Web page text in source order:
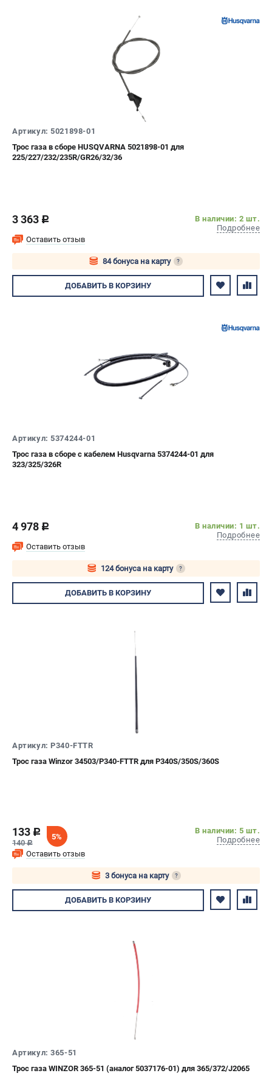
офертой.
8 (812) 318-40-26
8 (800) 550-70-46
Режим работы колл-центра:
пн-пт - с 9:00 до 18:00
сб - с 10:00 до 16:00
вс - выходной
ЗАКАЗ ЗАПЧАСТЕЙ
+7 (8112) 59-10-67
Артикул: 5021898-01
Трос газа в сборе HUSQVARNA 5021898-01 для
225/227/232/235R/GR26/32/36
3 363 c
В наличии: 2 шт.
Подробнее
Оставить отзыв
84 бонуса на карту ?
Авторизуйтесь
ДОБАВИТЬ В КОРЗИНУ
Артикул: 5374244-01
Трос газа в сборе с кабелем Husqvarna 5374244-01 для
323/325/326R
4 978 c
В наличии: 1 шт.
Подробнее
Оставить отзыв
124 бонуса на карту ?
Авторизуйтесь
ДОБАВИТЬ В КОРЗИНУ
Артикул: P340-FTTR
Трос газа Winzor 34503/P340-FTTR для P340S/350S/360S
133 c
140c
5%
В наличии: 5 шт.
Подробнее
Оставить отзыв
3 бонуса на карту ?
Авторизуйтесь
ДОБАВИТЬ В КОРЗИНУ
Артикул: 365-51
Трос газа WINZOR 365-51 (аналог 5037176-01) для 365/372/J2065